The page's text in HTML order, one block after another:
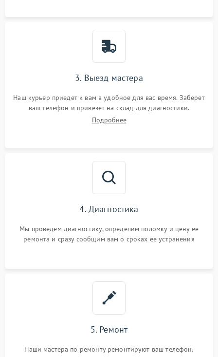
3. Выезд мастера
Наш курьер приедет к вам в удобное для вас время. Заберет
ваш телефон и привезет на склад для диагностики.
Подробнее
4. Диагностика
Мы проведем диагностику, определим поломку и цену ее
ремонта и сразу сообщим вам о сроках ее устранения
5. Ремонт
Наши мастера по ремонту ремонтируют ваш телефон.